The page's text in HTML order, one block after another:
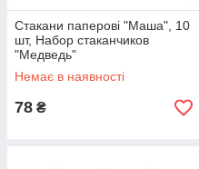
Стакани паперові "Маша", 10
шт, Набор стаканчиков
"Медведь"
Немає в наявності
78 ₴